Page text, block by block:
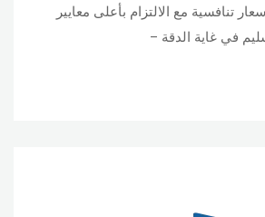
تنافسیة مع الالتزام بأعلى معاییر
في غایة الدقة –